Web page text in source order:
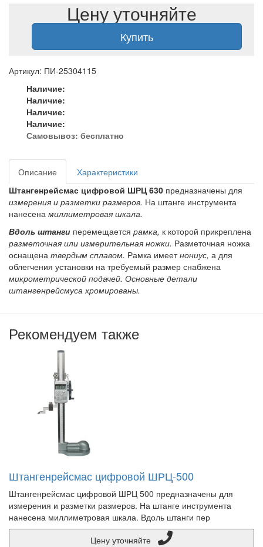
Цену уточняйте
Купить
Артикул: ПИ-25304115
Наличие:
Наличие:
Наличие:
Наличие:
Самовывоз: бесплатно
Описание
Характеристики
Штангенрейсмас цифровой ШРЦ 630 предназначены для
измерения и разметки размеров. На штанге инструмента
нанесена миллиметровая шкала.
Вдоль штанги перемещается рамка, к которой прикреплена
разметочная или измерительная ножки. Разметочная ножка
оснащена твердым сплавом. Рамка имеетнониус, а для
облегчения установки на требуемый размер снабжена
микрометрической подачей. Основные детали
штангенрейсмуса хромированы.
Рекомендуем также
Штангенрейсмас цифровой ШРЦ-500
Штангенрейсмас цифровой ШРЦ 500 предназначены для
измерения и разметки размеров. На штанге инструмента
нанесена миллиметровая шкала. Вдоль штанги пер